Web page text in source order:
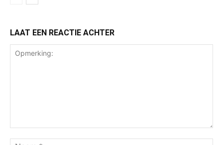
LAAT EEN REACTIE ACHTER